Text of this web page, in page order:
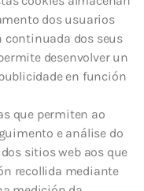
dos usuarios
continuada dos seus
desenvolver un
en función
que permiten ao
e análise do
sitios web aos que
recollida mediante